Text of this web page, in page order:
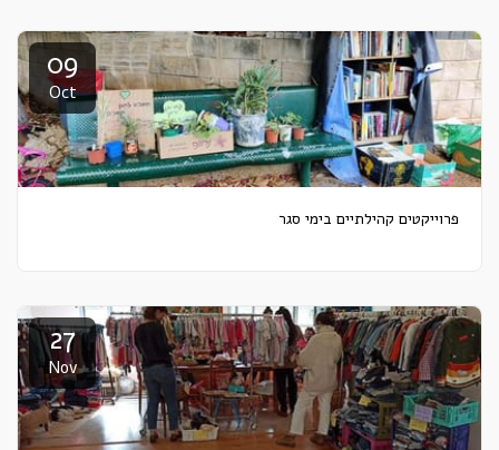
09
Oct
פרוייקטים קהילתיים בימי סגר
27
Nov